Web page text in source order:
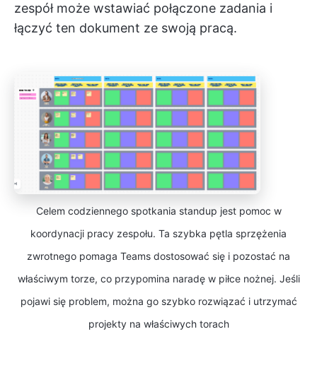
zespół może wstawiać połączone zadania i
łączyć ten dokument ze swoją pracą.
Celem codziennego spotkania standup jest pomoc w
koordynacji pracy zespołu. Ta szybka pętla sprzężenia
zwrotnego pomaga Teams dostosować się i pozostać na
właściwym torze, co przypomina naradę w piłce nożnej. Jeśli
pojawi się problem, można go szybko rozwiązać i utrzymać
projekty na właściwych torach